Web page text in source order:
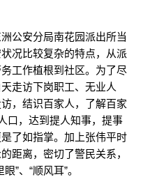
公安分局南花园派出所当
况比较复杂的特点，从派
工作植根到社区。为了尽
走访下岗职工、无业人
，结识百家人，了解百家
口，达到提人知事，提事
了如指掌。加上张伟平时
距离，密切了警民关系，
”、“顺风耳”。